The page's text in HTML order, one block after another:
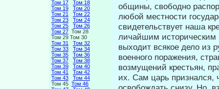
Том 17
Том 18
Том 19
Том 20
Том 21
Том 22
Том 23
Том 24
Том 25
Том 26
Том 27 Том 28
Том 29 Том 30
Том 31
Том 32
Том 33
Том 34
Том 35
Том 36
Том 37
Том 38
Том 39
Том 40
Том 41
Том 42
Том 43
Том 44
Том 45 Том 46
общины, свободно
любой местности
свидетельствует наша
личайшим историческим
выходит всякое дело из
военного поражения,
возмущений крестьян,
их. Сам царь признался,